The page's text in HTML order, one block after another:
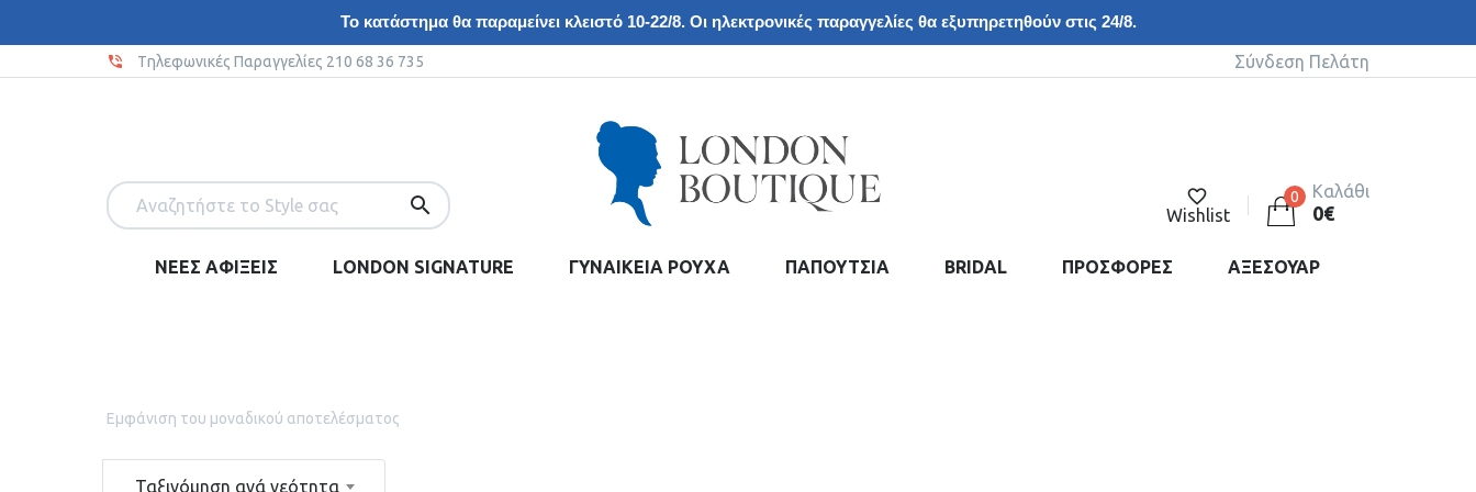
Το κατάστημα θα παραμείνει κλειστό 10-22/8. Οι ηλεκτρονικές παραγγελίες θα εξυπηρετηθούν στις 24/8.
Tηλεφωνικές Παραγγελίες 210 68 36 735 Σύνδεση Πελάτη
Wishlist
0 Καλάθι
0€
ΝΕΕΣ ΑΦΙΞΕΙΣ LONDON SIGNATURE ΓΥΝΑΙΚΕΙΑ ΡΟΥΧΑ ΠΑΠΟΥΤΣΙΑ BRIDAL ΠΡΟΣΦΟΡΕΣ ΑΞΕΣΟΥΑΡ
Εμφάνιση του μοναδικού αποτελέσματος
Ταξινόμηση ανά νεότητα